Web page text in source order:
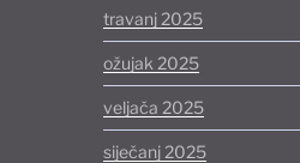
travanj 2025
ožujak 2025
veljača 2025
siječanj 2025